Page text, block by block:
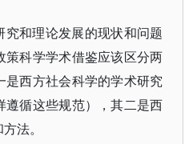
究和理论发展的现状和问题
策科学学术借鉴应该区分两
西方社会科学的学术研究
循这些规范），其二是西
法。